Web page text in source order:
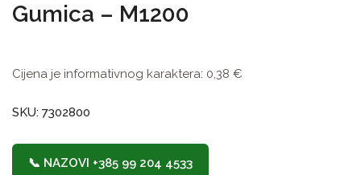
Gumica – M1200
Cijena je informativnog karaktera: 0,38 €
SKU: 7302800
📞 NAZOVI +385 99 204 4533